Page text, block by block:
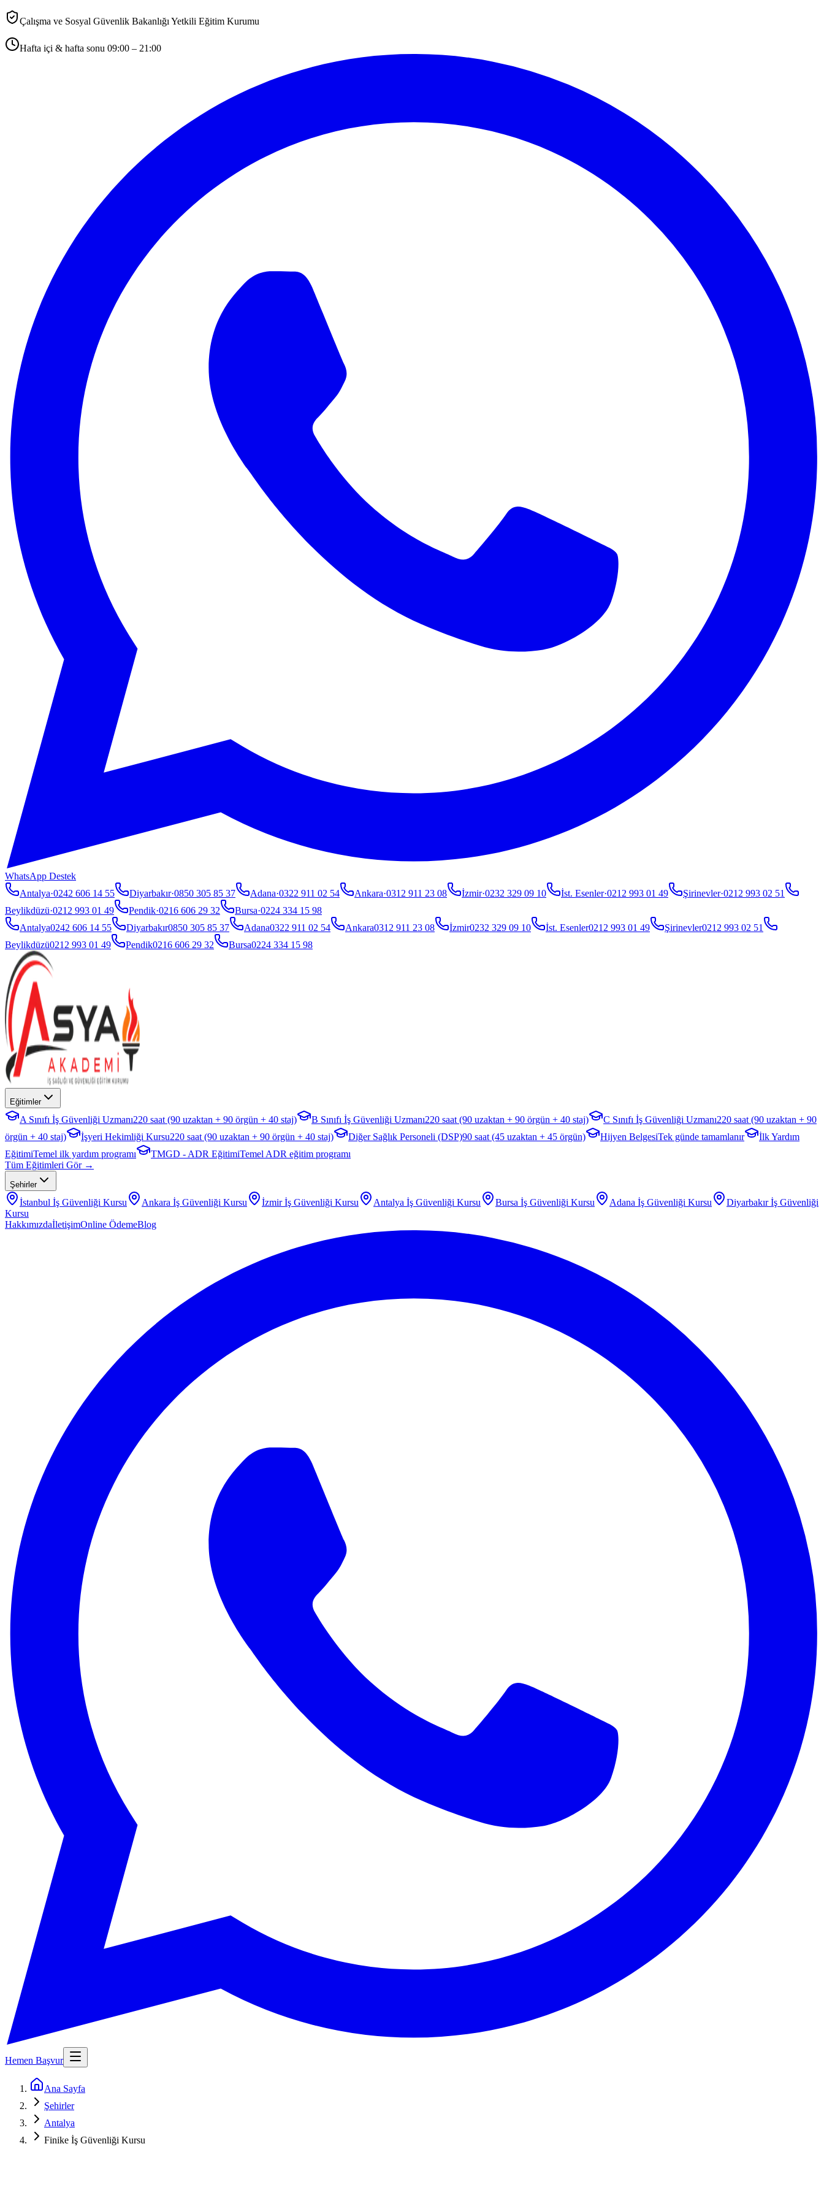
Çalışma ve Sosyal Güvenlik Bakanlığı Yetkili Eğitim Kurumu
Hafta içi & hafta sonu 09:00 – 21:00
WhatsApp Destek
Antalya·0242 606 14 55 Diyarbakır·0850 305 85 37 Adana·0322 911 02 54 Ankara·0312 911 23 08 İzmir·0232 329 09 10 İst. Esenler·0212 993 01 49 Şirinevler·0212 993 02 51
Beylikdüzü·0212 993 01 49 Pendik·0216 606 29 32 Bursa·0224 334 15 98
Antalya0242 606 14 55 Diyarbakır0850 305 85 37 Adana0322 911 02 54 Ankara0312 911 23 08 İzmir0232 329 09 10 İst. Esenler0212 993 01 49 Şirinevler0212 993 02 51
Beylikdüzü0212 993 01 49 Pendik0216 606 29 32 Bursa0224 334 15 98
Eğitimler
A Sınıfı İş Güvenliği Uzmanı220 saat (90 uzaktan + 90 örgün + 40 staj) B Sınıfı İş Güvenliği Uzmanı220 saat (90 uzaktan + 90 örgün + 40 staj) C Sınıfı İş Güvenliği Uzmanı220 saat (90 uzaktan + 90
örgün + 40 staj)
İşyeri Hekimliği Kursu220 saat (90 uzaktan + 90 örgün + 40 staj) Diğer Sağlık Personeli (DSP)90 saat (45 uzaktan + 45 örgün) Hijyen BelgesiTek günde tamamlanır
İlk Yardım
EğitimiTemel ilk yardım programı TMGD - ADR EğitimiTemel ADR eğitim programı
Tüm Eğitimleri Gör →
Şehirler
İstanbul İş Güvenliği Kursu Ankara İş Güvenliği Kursu İzmirİş Güvenliği Kursu Antalya İş Güvenliği Kursu Bursa İş Güvenliği Kursu Adana İş Güvenliği Kursu Diyarbakırİş Güvenliği
Kursu
HakkımızdaİletişimOnline ÖdemeBlog
Hemen Başvur
Ana Sayfa
Şehirler
Antalya
Finike İş Güvenliği Kursu